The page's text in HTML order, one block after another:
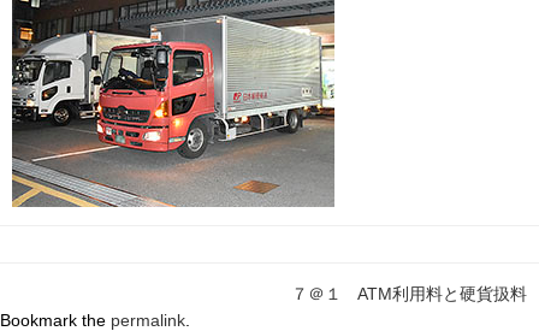
７＠１ ATM利用料と硬貨扱料
Bookmark the permalink